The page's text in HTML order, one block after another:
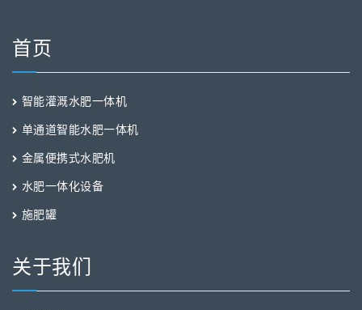
首页
智能灌溉水肥一体机
单通道智能水肥一体机
金属便携式水肥机
水肥一体化设备
施肥罐
关于我们